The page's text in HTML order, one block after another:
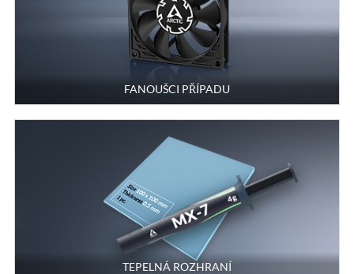
FANOUŠCI PŘÍPADU
TEPELNÁ ROZHRANÍ